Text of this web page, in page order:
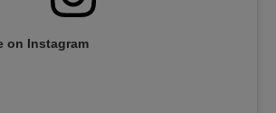
on Instagram